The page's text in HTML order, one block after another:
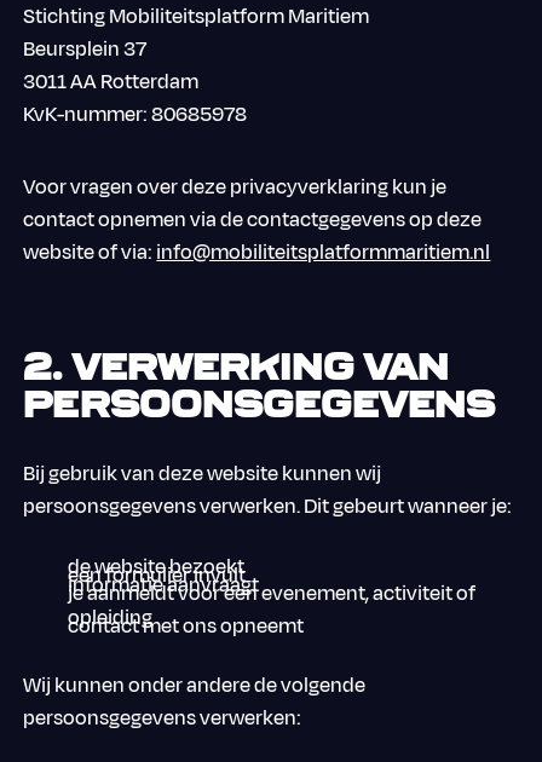
Stichting Mobiliteitsplatform Maritiem
Beursplein 37
3011 AA Rotterdam
KvK-nummer: 80685978
Voor vragen over deze privacyverklaring kun je
contact opnemen via de contactgegevens op deze
website of via: info@mobiliteitsplatformmaritiem.nl
2. Verwerking van
persoonsgegevens
Bij gebruik van deze website kunnen wij
persoonsgegevens verwerken. Dit gebeurt wanneer je:
de website bezoekt
een formulier invult
informatie aanvraagt
je aanmeldt voor een evenement, activiteit of
opleiding
contact met ons opneemt
Wij kunnen onder andere de volgende
persoonsgegevens verwerken: